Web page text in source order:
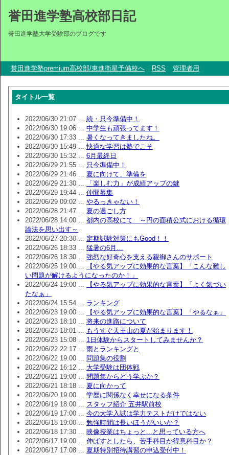
誉田進学塾高校部日記
誉田進学塾大学受験部のブログです
誉田進学塾premium高校部/東進衛星予備校へ RSS 管理者用
タイトル一覧
2022/06/30 21:07 ... 続・只今準備中！
2022/06/30 19:06 ... 中学生も頑張ってます！
2022/06/30 17:33 ... 暑くなってきましたね。
2022/06/30 15:49 ...快適な学習は塾でこそ
2022/06/30 15:32 ... 6月最終日
2022/06/29 21:55 ... 只今準備中！
2022/06/29 21:46 ... 夏に向けて、準備を
2022/06/29 21:30 ...
「楽しむ力」が成績アップの鍵
2022/06/29 19:44 ... 仲間募集
2022/06/29 09:02 ... やるっきゃない！
2022/06/28 21:47 ... 夏の過ごし方
2022/06/28 14:00 ... 都内の高校にて ～円の面積公式における循環
論法を思い出す～
2022/06/27 20:30 ... 定期試験対策にもGood！！
2022/06/26 18:33 ... 猛暑の6月…
2022/06/26 18:30 ... 強烈な好奇心を支える親御さんのサポート
2022/06/25 19:00 ...
【やる気アップに効果的な言葉】「こんな難し
い問題が解けるようになったのか！」
2022/06/24 19:00 ...
【やる気アップに効果的な言葉】「よく気づい
たなぁ」
2022/06/24 15:54 ... ランキング
2022/06/23 19:00 ...
【やる気アップに効果的な言葉】「やるなぁ」
2022/06/23 18:10 ... 将来の進路について
2022/06/23 18:01 ... もうすぐ天王山の夏が始まります！
2022/06/23 15:08 ... 1日体験からスタートしてみませんか？
2022/06/22 22:17 ... 雨とランキングと
2022/06/22 19:00 ... 問題集の役割
2022/06/22 16:12 ... 大学受験は団体戦
2022/06/21 19:00 ... 問題集からどう学ぶか？
2022/06/21 18:18 ... 夏に向かって
2022/06/20 19:00 ... 学歴に関係なく幸せになる条件
2022/06/19 18:00 ... スタッフ紹介 五井駅前校
2022/06/19 17:00 ... 今の大学入試は学力テストだけではない
2022/06/18 19:00 ... 勉強時間は長いほうがいいか？
2022/06/18 17:30 ... 映像授業はちょっと...と思っている方へ
2022/06/17 19:00 ... 伸ばすとしたら、苦手科目か得意科目か？
2022/06/17 17:08 ... 夏期特別招待講習の申込受付中！